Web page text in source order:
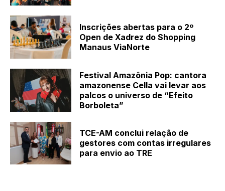
Inscrições abertas para o 2º
Open de Xadrez do Shopping
Manaus ViaNorte
Festival Amazônia Pop: cantora
amazonense Cella vai levar aos
palcos o universo de “Efeito
Borboleta”
TCE-AM conclui relação de
gestores com contas irregulares
para envio ao TRE